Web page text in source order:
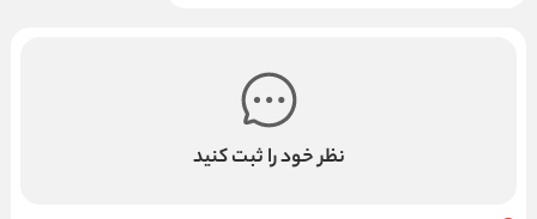
نظر خود را ثبت کنید